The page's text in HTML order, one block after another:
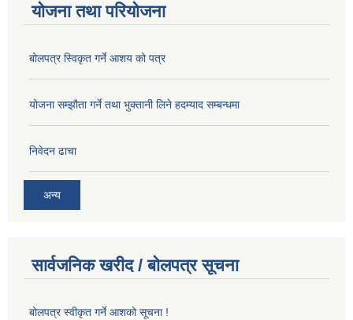
योजना तथा परियोजना
बोलपत्र स्विकृत गर्ने आशय को पत्र
योजना सम्झौता गर्ने तथा भुक्तानी लिने हदम्याद सम्बन्धमा
निवेदन ढाचा
अन्य
सार्वजनिक खरीद / बोलपत्र सूचना
बोलपत्र स्वीकृत गर्ने आशको सूचना !